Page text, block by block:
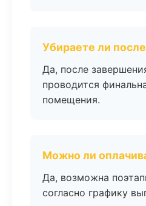
Убираете ли
Да, после
проводится
помещения.
Можно ли
Да, возможна
согласно графику